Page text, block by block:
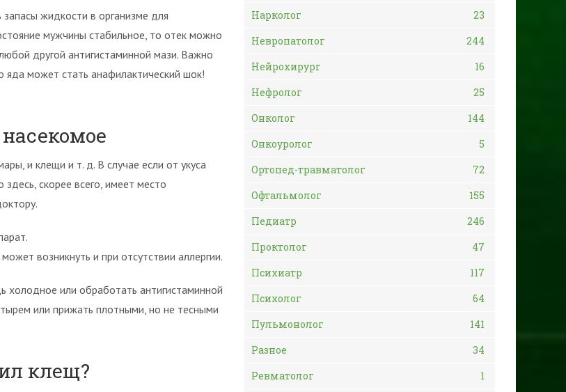
жидкости в организме для
мужчины стабильное, то отек можно
другой антигистаминной мази. Важно
яда может стать анафилактический шок!
и клещи и т. д. В случае если от укуса
скорее всего, имеет место
возникнуть и при отсутствии аллергии.
холодное или обработать антигистаминной
или прижать плотными, но не тесными
клещ?
Нарколог
23
Невропатолог
244
Нейрохирург
16
Нефролог
25
Онколог
144
Онкоуролог
5
Ортопед-травматолог
72
Офтальмолог
155
Педиатр
246
Проктолог
47
Психиатр
117
Психолог
64
Пульмонолог
141
Разное
34
Ревматолог
1